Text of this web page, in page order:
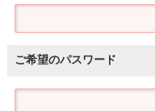
ご希望のパスワード